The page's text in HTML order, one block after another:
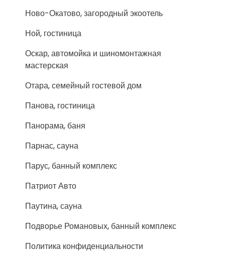
Ново-Окатово, загородный экоотель
Ной, гостиница
Оскар, автомойка и шиномонтажная
мастерская
Отара, семейный гостевой дом
Панова, гостиница
Панорама, баня
Парнас, сауна
Парус, банный комплекс
Патриот Авто
Паутина, сауна
Подворье Романовых, банный комплекс
Политика конфиденциальности